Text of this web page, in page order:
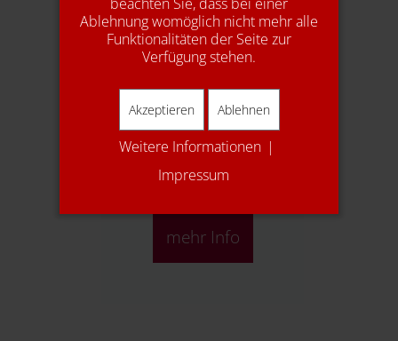
1A Autoservice
mehr Info
Ablehnung womöglich nicht mehr alle
Funktionalitäten der Seite zur
Verfügung stehen.
Akzeptieren Ablehnen
Weitere Informationen |
Impressum